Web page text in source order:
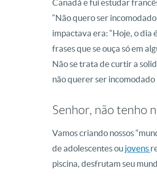
Canadá e fui estudar
“Não quero ser
impactava era: “Hoje, o dia
frases que se ouça só em
Não se trata de curtir a
não querer ser incomodado
Senhor, não tenho
Vamos criando nossos
de adolescentes ou jovens
piscina, desfrutam seu